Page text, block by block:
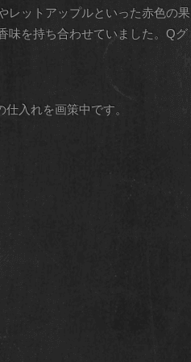
レットアップルといった赤色の果
味を持ち合わせていました。Qグ
入れを画策中です。